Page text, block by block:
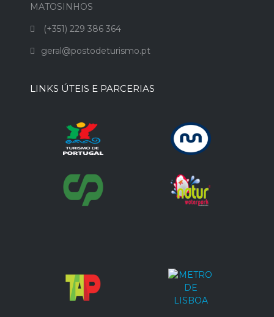
MATOSINHOS
(+351) 229 386 364
geral@postodeturismo.pt
LINKS ÚTEIS E PARCERIAS